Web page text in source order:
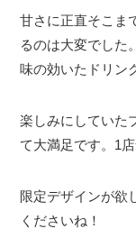
甘さに正直そこま
るのは大変でした
味の効いたドリン
楽しみにしていた
て大満足です。1
限定デザインが欲
くださいね！